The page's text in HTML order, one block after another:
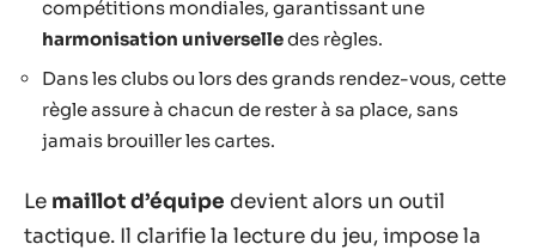
compétitions mondiales, garantissant une
harmonisation universelledes règles.
Dans les clubs ou lors des grands rendez-vous, cette
règle assure à chacun de rester à sa place, sans
jamais brouiller les cartes.
Le maillot d’équipe devient alors un outil
tactique. Il clarifie la lecture du jeu, impose la